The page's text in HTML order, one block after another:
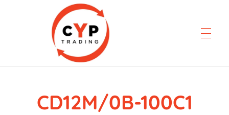
CYP Trading
Professionelle Ersatzteilbeschaffung
CD12M/0B-100C1